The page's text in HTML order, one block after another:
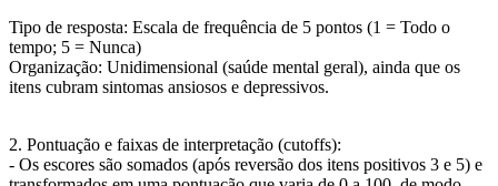
Tipo de resposta: Escala de frequência de 5 pontos (1 = Todo o
tempo; 5 = Nunca)
Organização: Unidimensional (saúde mental geral), ainda que os
itens cubram sintomas ansiosos e depressivos.
2. Pontuação e faixas de interpretação (cutoffs):
- Os escores são somados (após reversão dos itens positivos 3 e 5) e